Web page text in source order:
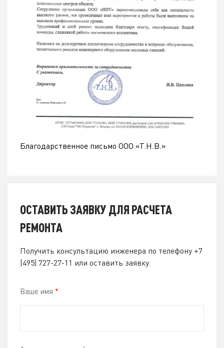
Благодарственное письмо ООО «Т.Н.В.»
ОСТАВИТЬ ЗАЯВКУ ДЛЯ РАСЧЕТА
РЕМОНТА
Получить консультацию инженера по телефону +7
(495) 727-27-11 или оставить заявку.
Ваше имя *